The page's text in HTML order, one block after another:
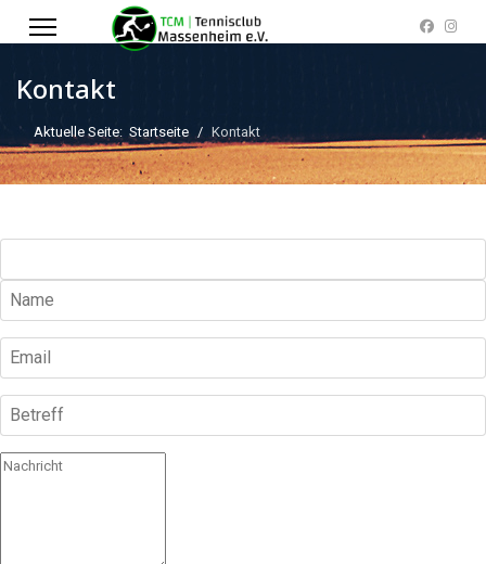
Kontakt
Aktuelle Seite: Startseite Kontakt